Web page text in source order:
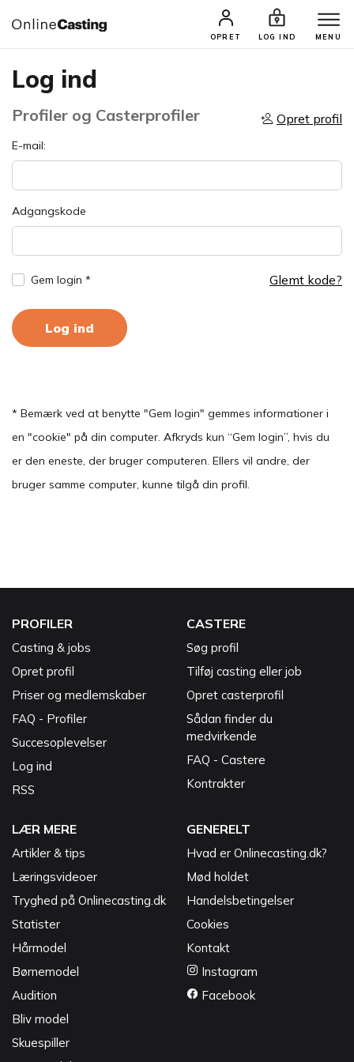
OPRET LOG IND MENU
Log ind
Profiler og Casterprofiler Opret profil
E-mail:
Adgangskode
Gem login * Glemt kode?
Log ind
* Bemærk ved at benytte "Gem login" gemmes informationer i
en "cookie" på din computer. Afkryds kun “Gem login”, hvis du
er den eneste, der bruger computeren. Ellers vil andre, der
bruger samme computer, kunne tilgå din profil.
PROFILER
Casting & jobs
Opret profil
Priser og medlemskaber
FAQ - Profiler
Succesoplevelser
Log ind
RSS
CASTERE
Søg profil
Tilføj casting eller job
Opret casterprofil
Sådan finder du
medvirkende
FAQ - Castere
Kontrakter
LÆR MERE
Artikler & tips
Læringsvideoer
Tryghed på Onlinecasting.dk
Statister
Hårmodel
Børnemodel
Audition
Bliv model
Skuespiller
GENERELT
Hvad er Onlinecasting.dk?
Mød holdet
Handelsbetingelser
Cookies
Kontakt
Instagram
Facebook